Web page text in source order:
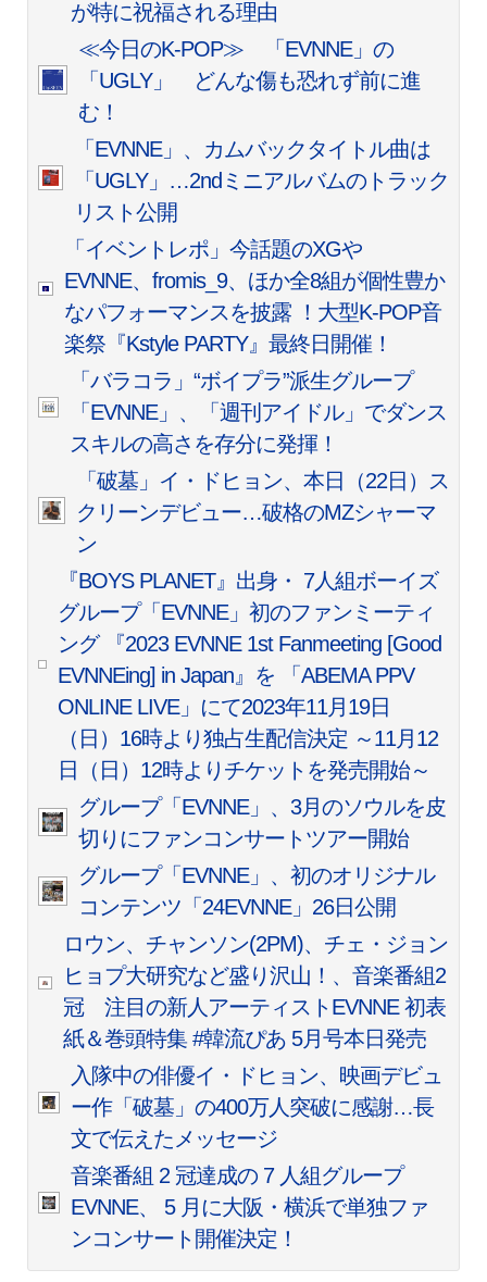
が特に祝福される理由
≪今日のK-POP≫ 「EVNNE」の
「UGLY」 どんな傷も恐れず前に進
む！
「EVNNE」、カムバックタイトル曲は
「UGLY」…2ndミニアルバムのトラック
リスト公開
「イベントレポ」今話題のXGや
EVNNE、fromis_9、ほか全8組が個性豊か
なパフォーマンスを披露 ！大型K-POP音
楽祭『Kstyle PARTY』最終日開催！
「バラコラ」“ボイプラ”派生グループ
「EVNNE」、「週刊アイドル」でダンス
スキルの高さを存分に発揮！
「破墓」イ・ドヒョン、本日（22日）ス
クリーンデビュー…破格のMZシャーマ
ン
『BOYS PLANET』出身・ 7人組ボーイズ
グループ「EVNNE」初のファンミーティ
ング 『2023 EVNNE 1st Fanmeeting [Good
EVNNEing] in Japan』を 「ABEMA PPV
ONLINE LIVE」にて2023年11月19日
（日）16時より独占生配信決定 ～11月12
日（日）12時よりチケットを発売開始～
グループ「EVNNE」、3月のソウルを皮
切りにファンコンサートツアー開始
グループ「EVNNE」、初のオリジナル
コンテンツ「24EVNNE」26日公開
ロウン、チャンソン(2PM)、チェ・ジョン
ヒョプ大研究など盛り沢山！、音楽番組2
冠 注目の新人アーティストEVNNE 初表
紙＆巻頭特集 #韓流ぴあ 5月号本日発売
入隊中の俳優イ・ドヒョン、映画デビュ
ー作「破墓」の400万人突破に感謝…長
文で伝えたメッセージ
音楽番組 2 冠達成の 7 人組グループ
EVNNE、 5 月に大阪・横浜で単独ファ
ンコンサート開催決定！